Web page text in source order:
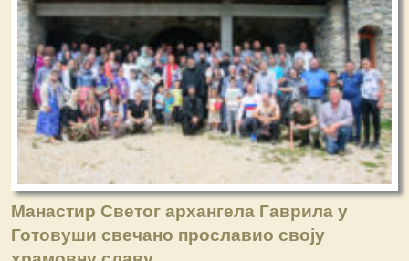
Манастир Светог архангела Гаврила у
Готовуши свечано прославио своју